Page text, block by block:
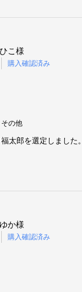
ひこ様
購入確認済み
その他
太郎を選定しました。
ゆか様
購入確認済み